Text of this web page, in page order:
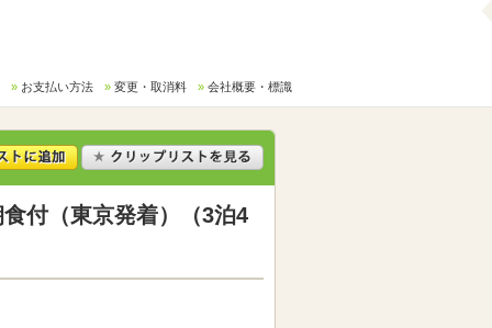
お支払い方法 変更・取消料 会社概要・標識
付（東京発着）（3泊4